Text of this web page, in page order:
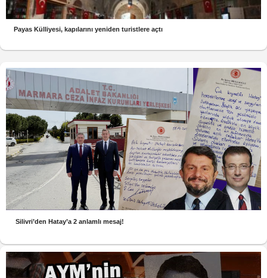
Payas Külliyesi, kapılarını yeniden turistlere açtı
Silivri’den Hatay’a 2 anlamlı mesaj!